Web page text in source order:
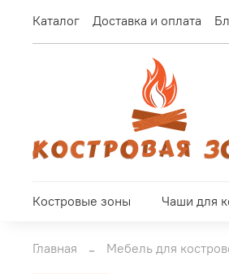
Каталог Доставка и оплата
Костровые зоны Чаши для
Главная Мебель для